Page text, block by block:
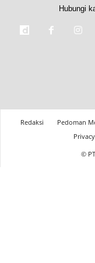
Hubungi
Redaksi Pedoman
©